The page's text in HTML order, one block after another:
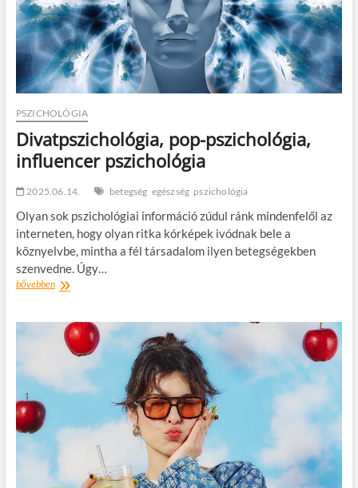
PSZICHOLÓGIA
Divatpszichológia, pop-pszichológia,
influencer pszichológia
2025.06.14. betegség egészség pszichológia
Olyan sok pszichológiai információ zúdul ránk mindenfelől az
interneten, hogy olyan ritka kórképek ivódnak bele a
köznyelvbe, mintha a fél társadalom ilyen betegségekben
szenvedne. Úgy…
bővebbenDivatpszichológia,
influencer
pszichológia